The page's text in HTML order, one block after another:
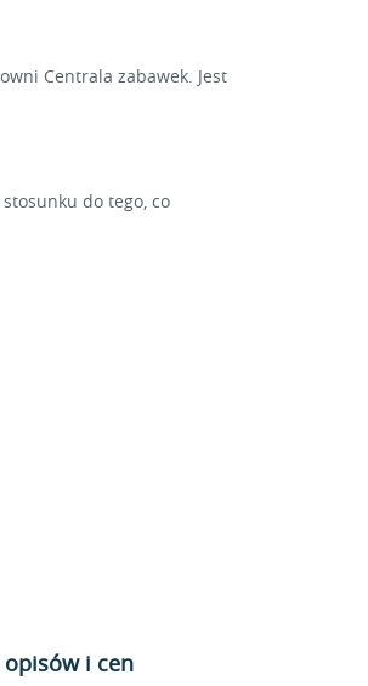
Centrala zabawek. Jest
do tego, co
opisów i cen